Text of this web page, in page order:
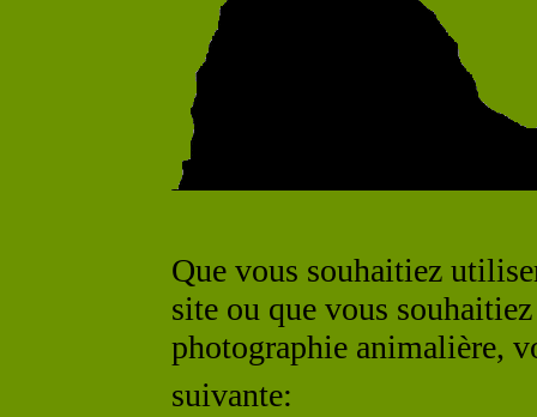
Que vous souhaitiez
site ou que vous
photographie animalière,
suivante: